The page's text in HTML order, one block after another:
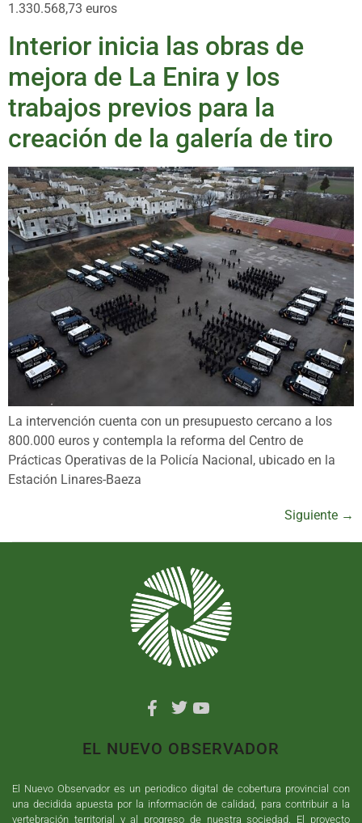
1.330.568,73 euros
Interior inicia las obras de
mejora de La Enira y los
trabajos previos para la
creación de la galería de tiro
La intervención cuenta con un presupuesto cercano a los
800.000 euros y contempla la reforma del Centro de
Prácticas Operativas de la Policía Nacional, ubicado en la
Estación Linares-Baeza
Siguiente →
EL NUEVO OBSERVADOR
El Nuevo Observador es un periodico digital de cobertura provincial con
una decidida apuesta por la información de calidad, para contribuir a la
vertebración territorial y al progreso de nuestra sociedad. El proyecto